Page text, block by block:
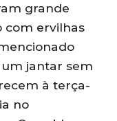
grande
com ervilhas
jantar sem
à terça-
no